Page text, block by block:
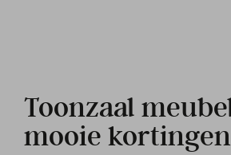
Toonzaal
mooie kortingen